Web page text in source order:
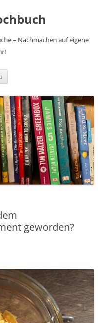
– Nachmachen auf eigene
geworden?